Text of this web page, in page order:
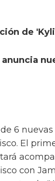
de
6 nuevas
El
con